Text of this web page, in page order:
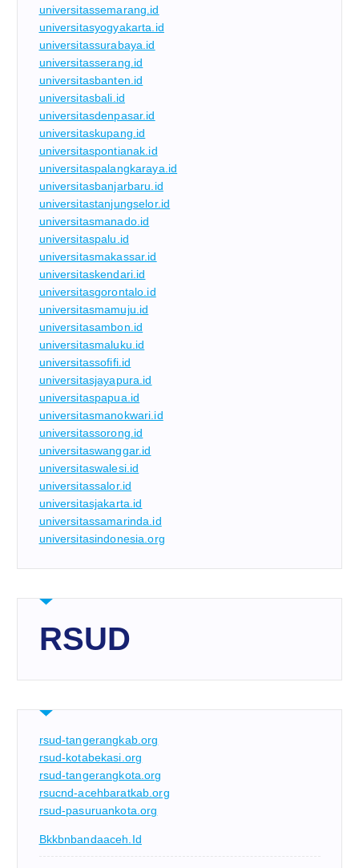
universitassemarang.id
universitasyogyakarta.id
universitassurabaya.id
universitasserang.id
universitasbanten.id
universitasbali.id
universitasdenpasar.id
universitaskupang.id
universitaspontianak.id
universitaspalangkaraya.id
universitasbanjarbaru.id
universitastanjungselor.id
universitasmanado.id
universitaspalu.id
universitasmakassar.id
universitaskendari.id
universitasgorontalo.id
universitasmamuju.id
universitasambon.id
universitasmaluku.id
universitassofifi.id
universitasjayapura.id
universitaspapua.id
universitasmanokwari.id
universitassorong.id
universitaswanggar.id
universitaswalesi.id
universitassalor.id
universitasjakarta.id
universitassamarinda.id
universitasindonesia.org
RSUD
rsud-tangerangkab.org
rsud-kotabekasi.org
rsud-tangerangkota.org
rsucnd-acehbaratkab.org
rsud-pasuruankota.org
Bkkbnbandaaceh.id